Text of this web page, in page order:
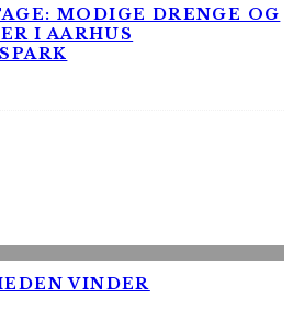
MODIGE DRENGE OG
I AARHUS
VINDER